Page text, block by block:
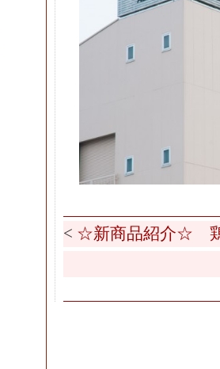
< ☆新商品紹介☆ 鶏